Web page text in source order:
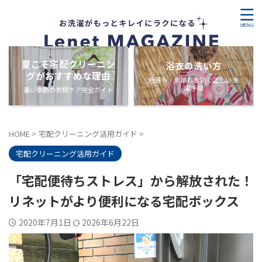
夏こそ宅配クリーニン
グがおすすめな理由
暑い季節の衣類ケア完全ガイド
浴衣の洗い方
色落ち・形崩れを防ぐ正しい洗
濯手順
HOME > 宅配クリーニング活用ガイド >
宅配クリーニング活用ガイド
「宅配便待ちストレス」から解放された！
リネットがより便利になる宅配ボックス
2020年7月1日 2026年6月22日